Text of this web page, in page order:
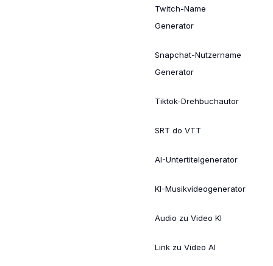
Twitch-Name
Generator
Snapchat-Nutzername
Generator
Tiktok-Drehbuchautor
SRT do VTT
AI-Untertitelgenerator
KI-Musikvideogenerator
Audio zu Video KI
Link zu Video AI